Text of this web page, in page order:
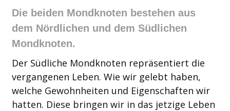
Die beiden Mondknoten bestehen aus
dem Nördlichen und dem Südlichen
Mondknoten.
Der Südliche Mondknoten repräsentiert die
vergangenen Leben. Wie wir gelebt haben,
welche Gewohnheiten und Eigenschaften wir
hatten. Diese bringen wir in das jetzige Leben